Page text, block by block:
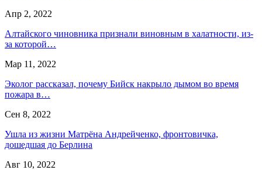
Апр 2, 2022
Алтайского чиновника признали виновным в халатности, из-
за которой…
Мар 11, 2022
Эколог рассказал, почему Бийск накрыло дымом во время
пожара в…
Сен 8, 2022
Ушла из жизни Матрёна Андрейченко, фронтовичка,
дошедшая до Берлина
Авг 10, 2022